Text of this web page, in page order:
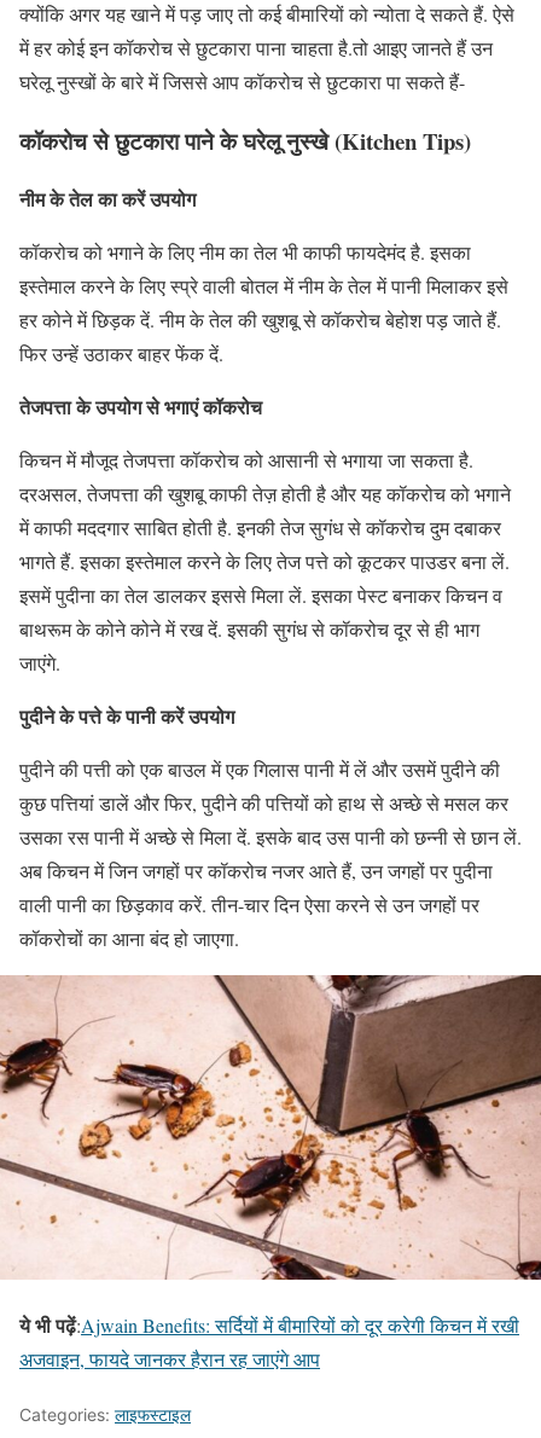
क्योंकि अगर यह खाने में पड़ जाए तो कई बीमारियों को न्योता दे सकते हैं. ऐसे
में हर कोई इन कॉकरोच से छुटकारा पाना चाहता है.तो आइए जानते हैं उन‌
घरेलू नुस्खों के बारे में जिससे आप कॉकरोच से छुटकारा पा सकते हैं-
कॉकरोच से छुटकारा पाने के घरेलू नुस्खे(Kitchen Tips)
नीम के तेल का करें उपयोग
कॉकरोच को भगाने के लिए नीम का तेल भी काफी फायदेमंद है. इसका
इस्तेमाल करने के लिए स्प्रे वाली बोतल में नीम के तेल में पानी मिलाकर इसे
हर कोने में छिड़क दें. नीम के तेल की खुशबू से कॉकरोच बेहोश पड़ जाते हैं.
फिर उन्हें उठाकर बाहर फेंक दें.
तेजपत्ता के उपयोग से भगाएं कॉकरोच
किचन में मौजूद तेजपत्ता कॉकरोच को आसानी से भगाया जा सकता है.
दरअसल, तेजपत्ता की खुशबू काफी तेज़ होती है और यह कॉकरोच को भगाने
में काफी मददगार साबित होती है. इनकी तेज सुगंध से कॉकरोच दुम दबाकर
भागते हैं. इसका इस्तेमाल करने के लिए तेज पत्ते को कूटकर पाउडर बना लें.
इसमें पुदीना का तेल डालकर इससे मिला लें. इसका पेस्ट बनाकर किचन व
बाथरूम के कोने कोने में रख दें. इसकी सुगंध से कॉकरोच दूर से ही भाग
जाएंगे.
पुदीने के पत्ते के पानी करें उपयोग
पुदीने की पत्ती को एक बाउल में एक गिलास पानी में लें और उसमें पुदीने की
कुछ पत्तियां डालें और फिर, पुदीने की पत्तियों को हाथ से अच्छे से मसल कर
उसका रस पानी में अच्छे से मिला दें. इसके बाद उस पानी को छन्नी से छान लें.
अब किचन में जिन जगहों पर कॉकरोच नजर आते हैं, उन जगहों पर पुदीना
वाली पानी का छिड़काव करें. तीन-चार दिन ऐसा करने से उन जगहों पर
कॉकरोचों का आना बंद हो जाएगा.
ये भी पढ़ें:Ajwain Benefits: सर्दियों में बीमारियों को दूर करेगी किचन में रखी
अजवाइन, फायदे जानकर हैरान रह जाएंगे आप
Categories: लाइफस्टाइल